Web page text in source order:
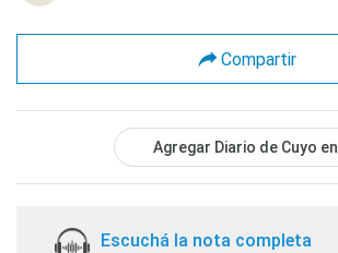
Compartir
Agregar Diario de Cuyo en
Escuchá la nota completa